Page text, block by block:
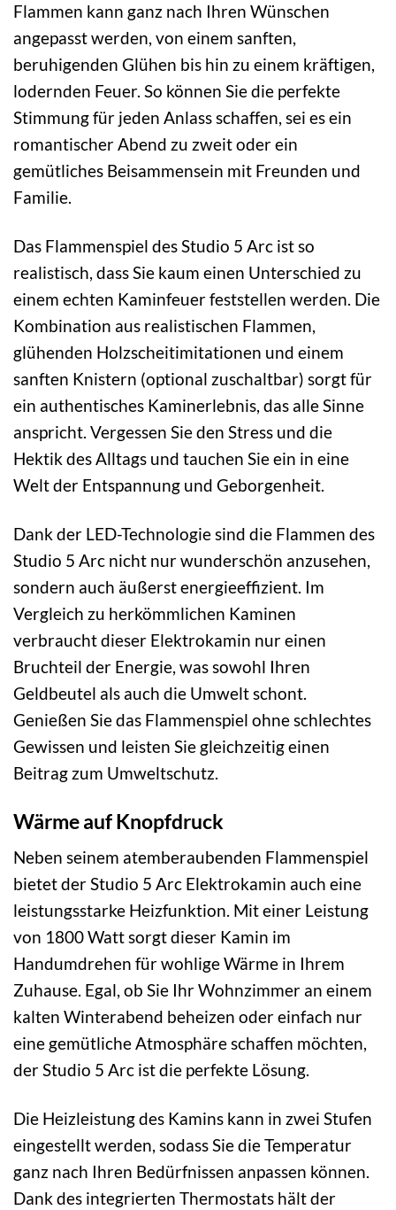
Flammen kann ganz nach Ihren Wünschen
angepasst werden, von einem sanften,
beruhigenden Glühen bis hin zu einem kräftigen,
lodernden Feuer. So können Sie die perfekte
Stimmung für jeden Anlass schaffen, sei es ein
romantischer Abend zu zweit oder ein
gemütliches Beisammensein mit Freunden und
Familie.
Das Flammenspiel des Studio 5 Arc ist so
realistisch, dass Sie kaum einen Unterschied zu
einem echten Kaminfeuer feststellen werden. Die
Kombination aus realistischen Flammen,
glühenden Holzscheitimitationen und einem
sanften Knistern (optional zuschaltbar) sorgt für
ein authentisches Kaminerlebnis, das alle Sinne
anspricht. Vergessen Sie den Stress und die
Hektik des Alltags und tauchen Sie ein in eine
Welt der Entspannung und Geborgenheit.
Dank der LED-Technologie sind die Flammen des
Studio 5 Arc nicht nur wunderschön anzusehen,
sondern auch äußerst energieeffizient. Im
Vergleich zu herkömmlichen Kaminen
verbraucht dieser Elektrokamin nur einen
Bruchteil der Energie, was sowohl Ihren
Geldbeutel als auch die Umwelt schont.
Genießen Sie das Flammenspiel ohne schlechtes
Gewissen und leisten Sie gleichzeitig einen
Beitrag zum Umweltschutz.
Wärme auf Knopfdruck
Neben seinem atemberaubenden Flammenspiel
bietet der Studio 5 Arc Elektrokamin auch eine
leistungsstarke Heizfunktion. Mit einer Leistung
von 1800 Watt sorgt dieser Kamin im
Handumdrehen für wohlige Wärme in Ihrem
Zuhause. Egal, ob Sie Ihr Wohnzimmer an einem
kalten Winterabend beheizen oder einfach nur
eine gemütliche Atmosphäre schaffen möchten,
der Studio 5 Arc ist die perfekte Lösung.
Die Heizleistung des Kamins kann in zwei Stufen
eingestellt werden, sodass Sie die Temperatur
ganz nach Ihren Bedürfnissen anpassen können.
Dank des integrierten Thermostats hält der